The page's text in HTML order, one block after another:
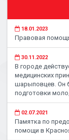
18.01.2023
Правовая
30.11.2022
В городе
медицинских
шарыповцев. Он
подготовки
02.07.2021
Памятка по
помощи в